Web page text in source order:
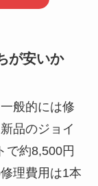
が安いか
般的には修
品のジョイ
で約8,500円
理費用は1本